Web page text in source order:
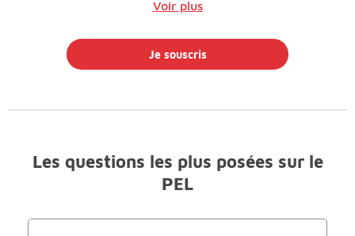
Voir plus
Je souscris
Les questions les plus posées sur le
PEL